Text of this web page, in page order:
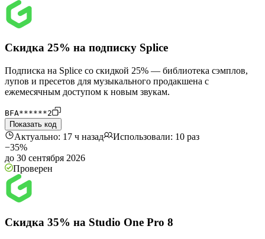
Скидка 25% на подписку Splice
Подписка на Splice со скидкой 25% — библиотека сэмплов,
лупов и пресетов для музыкального продакшена с
ежемесячным доступом к новым звукам.
BFA******2
Показать код
Актуально: 17 ч назад
Использовали: 10 раз
−35%
до 30 сентября 2026
Проверен
Скидка 35% на Studio One Pro 8